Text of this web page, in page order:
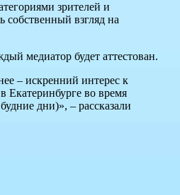
зрителей и
собственный взгляд на
медиатор будет аттестован.
– искренний интерес к
Екатеринбурге во время
дни)», – рассказали